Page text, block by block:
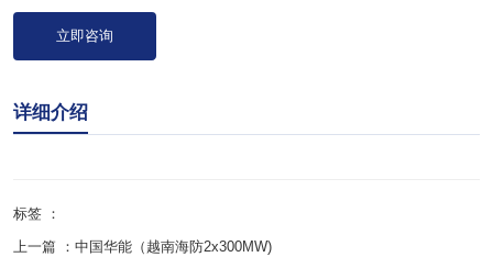
立即咨询
详细介绍
标签 ：
上一篇 ： 中国华能（越南海防2x300MW)